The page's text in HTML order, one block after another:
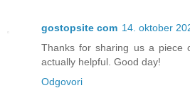
gostopsite com 14. oktober
Thanks for sharing us a piece
actually helpful. Good day!
Odgovori